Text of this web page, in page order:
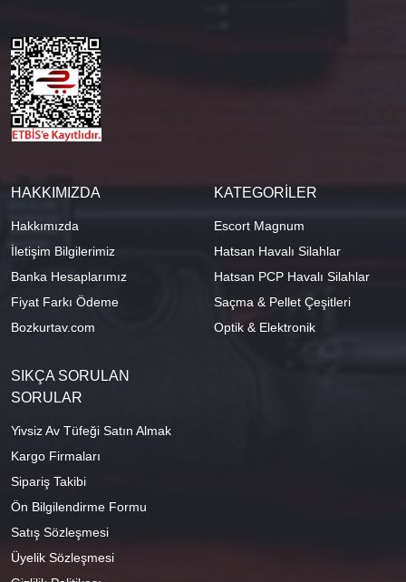
HAKKIMIZDA
Hakkımızda
İletişim Bilgilerimiz
Banka Hesaplarımız
Fiyat Farkı Ödeme
Bozkurtav.com
KATEGORİLER
Escort Magnum
Hatsan Havalı Silahlar
Hatsan PCP Havalı Silahlar
Saçma & Pellet Çeşitleri
Optik & Elektronik
SIKÇA SORULAN
SORULAR
Yivsiz Av Tüfeği Satın Almak
Kargo Firmaları
Sipariş Takibi
Ön Bilgilendirme Formu
Satış Sözleşmesi
Üyelik Sözleşmesi